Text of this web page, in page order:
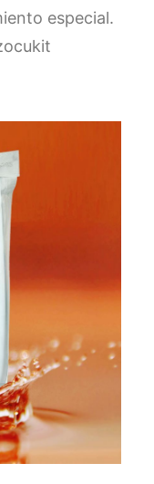
especial.